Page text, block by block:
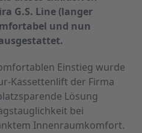
G.S. Line (langer
und nun
Einstieg wurde
Kassettenlift der Firma
Lösung
bei
Innenraumkomfort.